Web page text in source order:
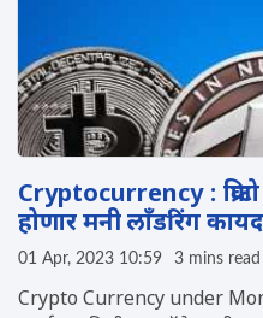
Cryptocurrency :
होणार मनी लाँडरिंग
01 Apr, 2023 10:59 3 mins read
Crypto Currency under